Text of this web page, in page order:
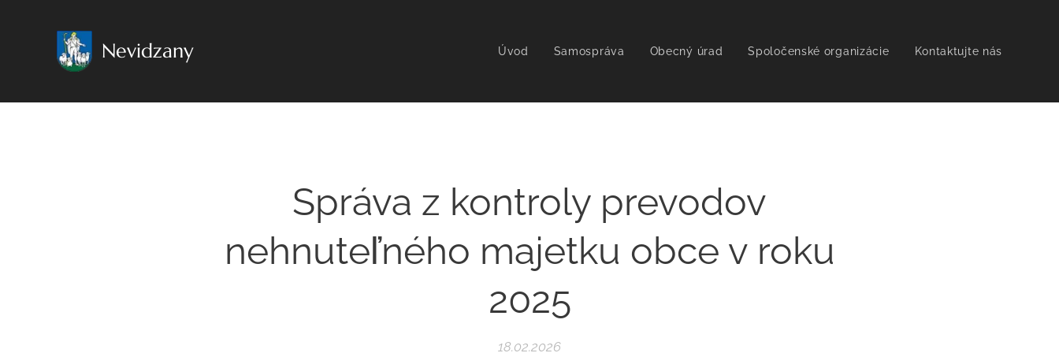
Nevidzany Úvod Samospráva Obecný úrad Spoločenské organizácie Kontaktujte nás
Správa z kontroly prevodov
nehnuteľného majetku obce v roku
2025
18.02.2026